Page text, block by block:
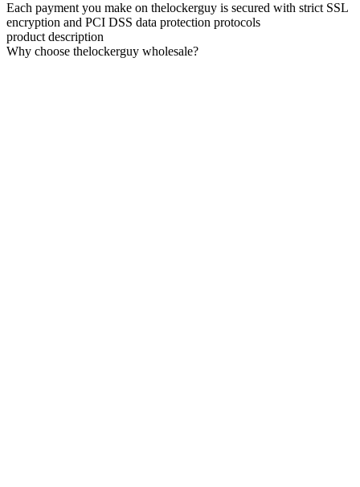
Each payment you make on thelockerguy is secured with strict SSL
encryption and PCI DSS data protection protocols
product description
Why choose thelockerguy wholesale?